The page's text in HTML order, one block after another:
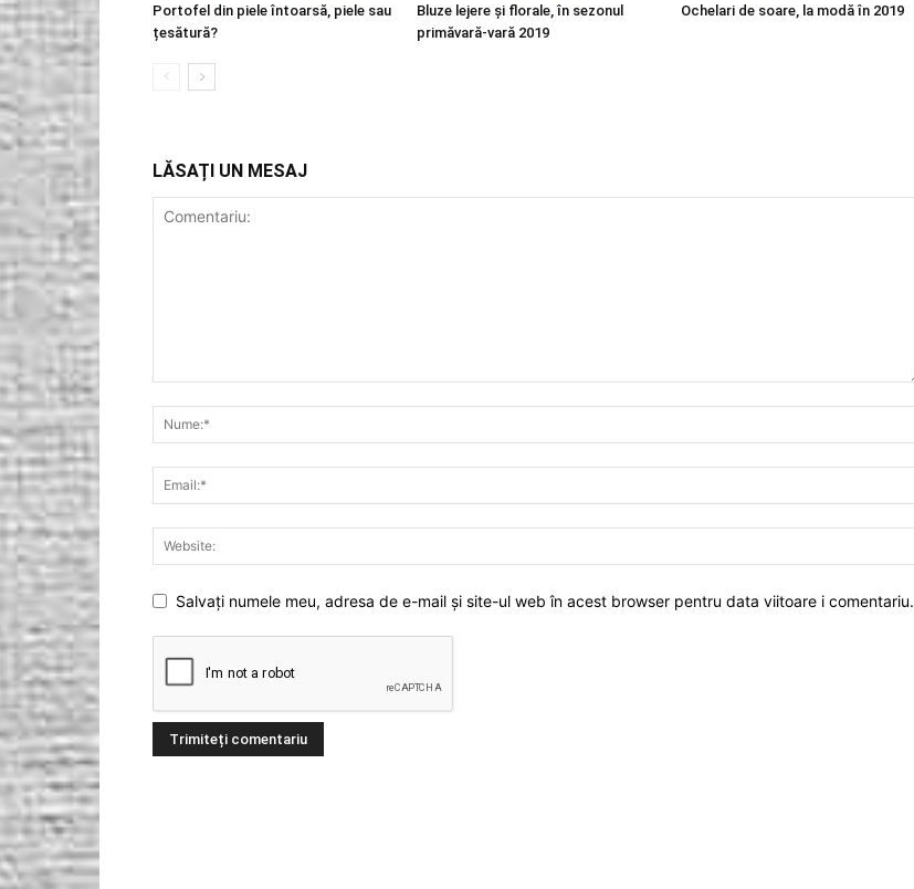
Portofel din piele întoarsă, piele sau
țesătură?
Bluze lejere şi florale, în sezonul
primăvară-vară 2019
Ochelari de soare, la modă în 2019
LĂSAȚI UN MESAJ
Salvați numele meu, adresa de e-mail și site-ul web în acest browser pentru data viitoare i comentariu.